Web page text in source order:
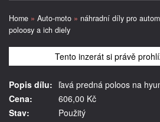
Home » Auto-moto » náhradní díly pro
poloosy a ich diely
Tento inzerát si právě
Popis dílu: ľavá predná poloos na
Cena:
606,00 Kč
Stav:
Použitý